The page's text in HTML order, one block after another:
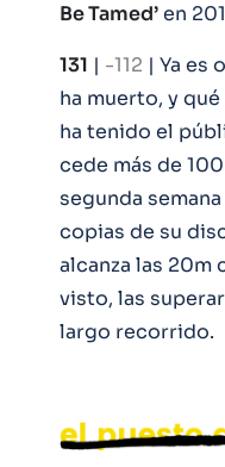
Be Tamed’en
131 | -112 | Ya es
ha muerto, y
ha tenido el
cede más de
segunda
copias de su
alcanza las 20m
visto, las
largo recorrido.